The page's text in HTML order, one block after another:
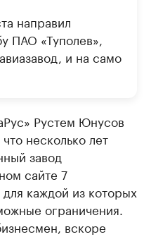
направил
ПАО «Туполев»,
и на само
Рустем Юнусов
несколько лет
завод
сайте 7
каждой из которых
ограничения.
вскоре